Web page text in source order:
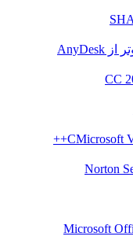
از AnyDesk
Microsoft
Norton